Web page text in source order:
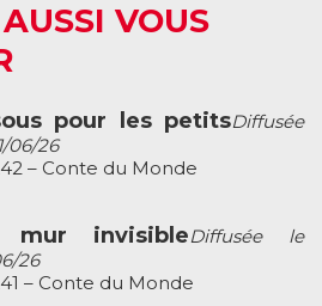
VOUS
pour les petitsDiffusée
06/26
– Conte du Monde
mur invisibleDiffusée le
26
– Conte du Monde